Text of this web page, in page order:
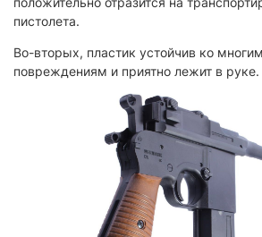
пистолета.
Во-вторых, пластик устойчив ко
повреждениям и приятно лежит в руке.